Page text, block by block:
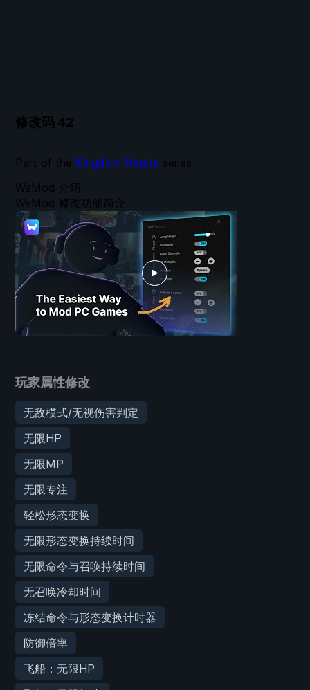
修改码 42
玩家属性修改
无敌模式/无视伤害判定
无限HP
无限MP
无限专注
轻松形态变换
无限形态变换持续时间
无限命令与召唤持续时间
无召唤冷却时间
冻结命令与形态变换计时器
防御倍率
飞船：无限HP
WeMod 介绍
WeMod 修改功能简介
Part of the Kingdom Hearts series